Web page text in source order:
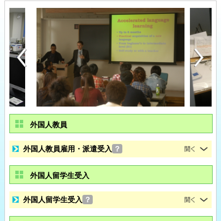
外国人教員
外国人教員雇用・派遣受入 ？
外国人留学生受入
外国人留学生受入 ？